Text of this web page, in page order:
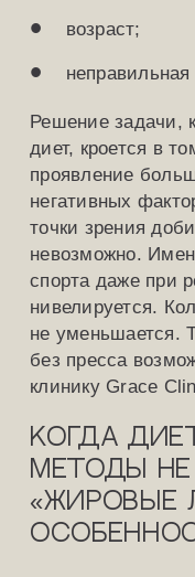
возраст;
неправильная
Решение задачи,
диет, кроется в
проявление
негативных
точки зрения
невозможно.
спорта даже при
нивелируется.
не уменьшается.
без пресса
клинику Grace
Когда
методы
«жировые